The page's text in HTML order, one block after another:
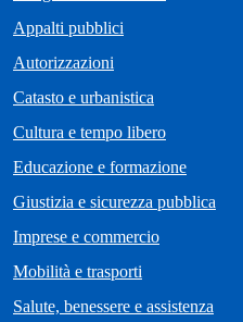
Appalti pubblici
Autorizzazioni
Catasto e urbanistica
Cultura e tempo libero
Educazione e formazione
Giustizia e sicurezza pubblica
Imprese e commercio
Mobilità e trasporti
Salute, benessere e assistenza